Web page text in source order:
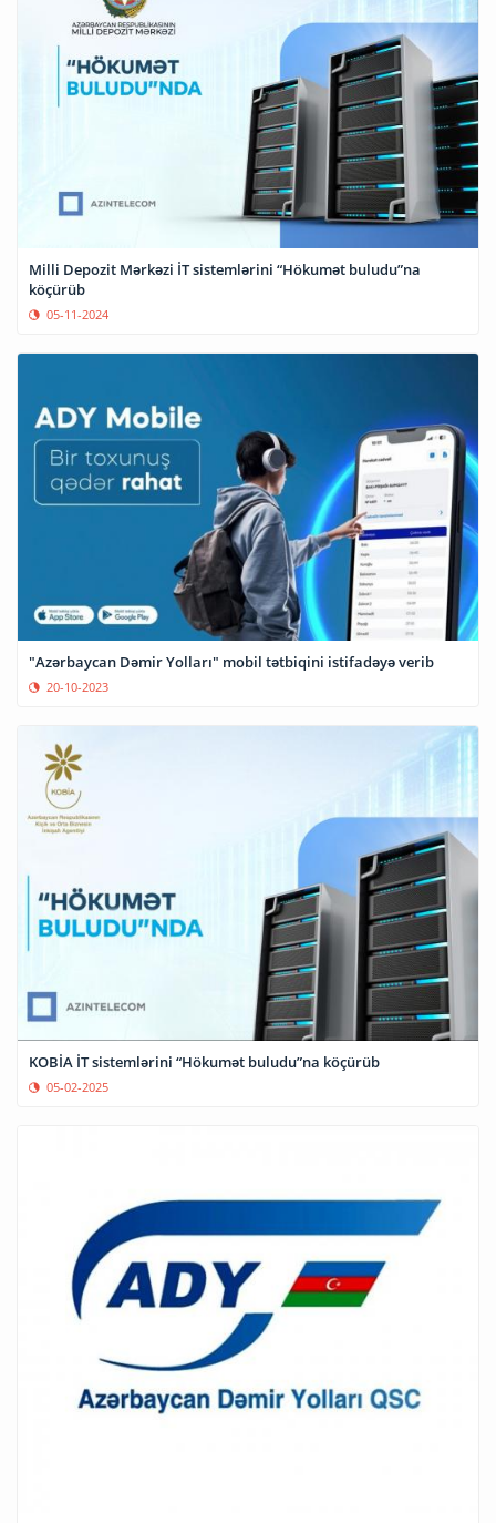
Milli Depozit Mərkəzi İT sistemlərini “Hökumət buludu”na
köçürüb
05-11-2024
"Azərbaycan Dəmir Yolları" mobil tətbiqini istifadəyə verib
20-10-2023
KOBİA İT sistemlərini “Hökumət buludu”na köçürüb
05-02-2025